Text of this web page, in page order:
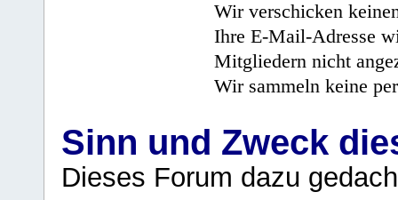
Wir verschicken
Ihre E-Mail-Adresse
Mitgliedern nicht
Wir sammeln keine
Sinn und Zweck
Dieses Forum dazu